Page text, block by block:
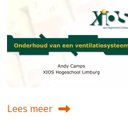
Lees meer
over Onderhoud van een